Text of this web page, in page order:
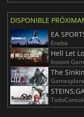
DISPONIBLE
EA
Eneba
Hell Let
Instant
The